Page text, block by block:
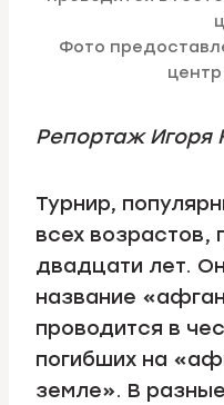
Фото
Репортаж Игоря
Турнир,
всех возрастов,
двадцати лет.
название
проводится в
погибших на
земле». В